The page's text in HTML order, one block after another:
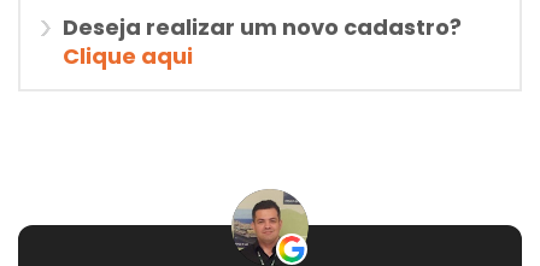
Deseja realizar um novo cadastro?
Clique aqui